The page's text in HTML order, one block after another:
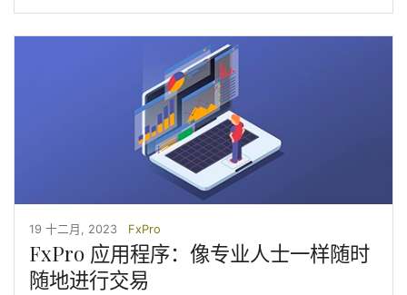
19 十二月, 2023 FxPro
FxPro 应用程序：像专业人士一样随时
随地进行交易